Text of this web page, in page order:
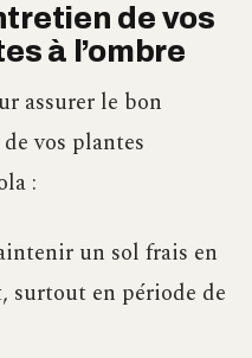
de vos
à l’ombre
assurer le bon
vos plantes
:
un sol frais en
surtout en période de